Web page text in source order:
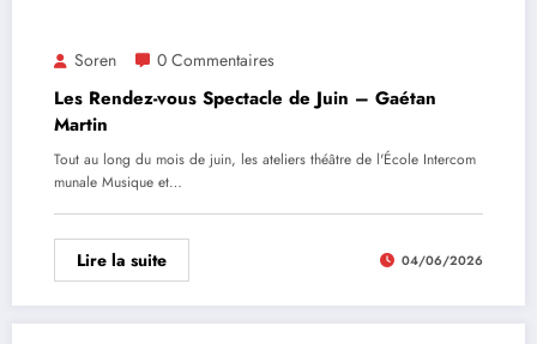
Soren 0 Commentaires
Les Rendez-vous Spectacle de Juin – Gaétan
Martin
Tout au long du mois de juin, les ateliers théâtre de l'École Intercom
munale Musique et…
Lire la suite 04/06/2026